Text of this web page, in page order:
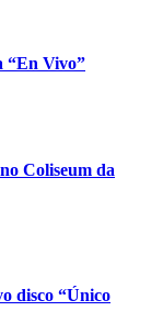
“En Vivo”
Coliseum da
disco “Único